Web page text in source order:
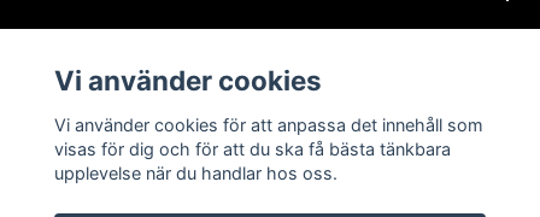
Sociala medier
Vi använder cookies
Vi använder cookies för att anpassa det innehåll som
visas för dig och för att du ska få bästa tänkbara
upplevelse när du handlar hos oss.